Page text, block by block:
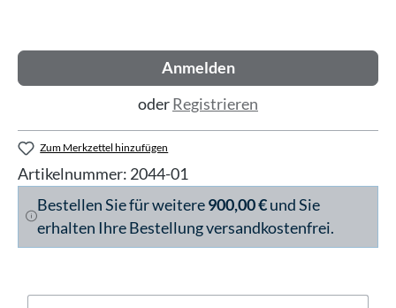
Anmelden
oderRegistrieren
Zum Merkzettel hinzufügen
Artikelnummer: 2044-01
Bestellen Sie für weitere900,00 €und Sie
erhalten Ihre Bestellung versandkostenfrei.